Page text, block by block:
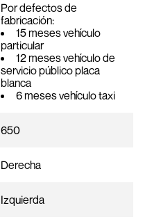
Por defectos de
fabricación:
15 meses vehículo
particular
12 meses vehículo de
servicio público placa
blanca
6 meses vehículo taxi
650
Derecha
Izquierda